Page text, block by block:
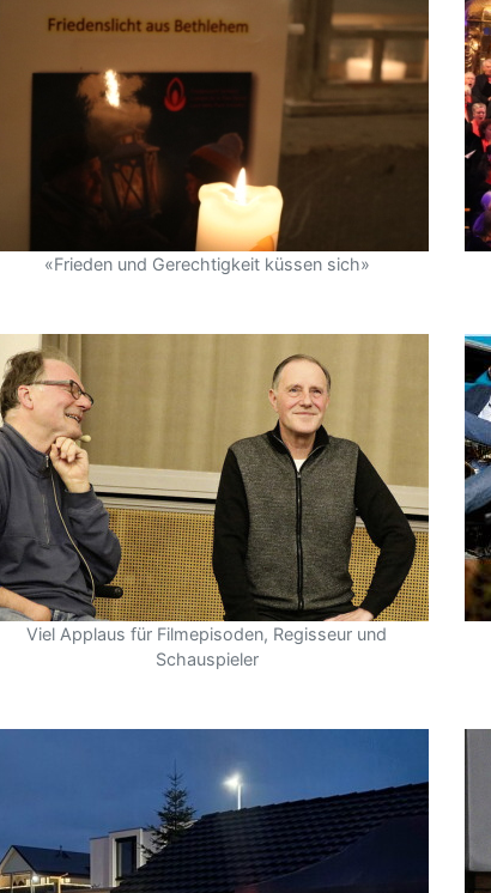
«Frieden und Gerechtigkeit küssen sich»
Viel Applaus für Filmepisoden, Regisseur und
Schauspieler